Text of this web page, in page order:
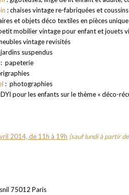
: chaises vintage re-fabriquées et
et objets déco textiles en pièces
mobilier vintage pour enfant et jouets
vintage revisités
jardins suspendus
: papeterie
: photographies
pour les enfants sur le thème « déco-
2014, de 11h à 19h (sauf lundi à partir
75012 Paris